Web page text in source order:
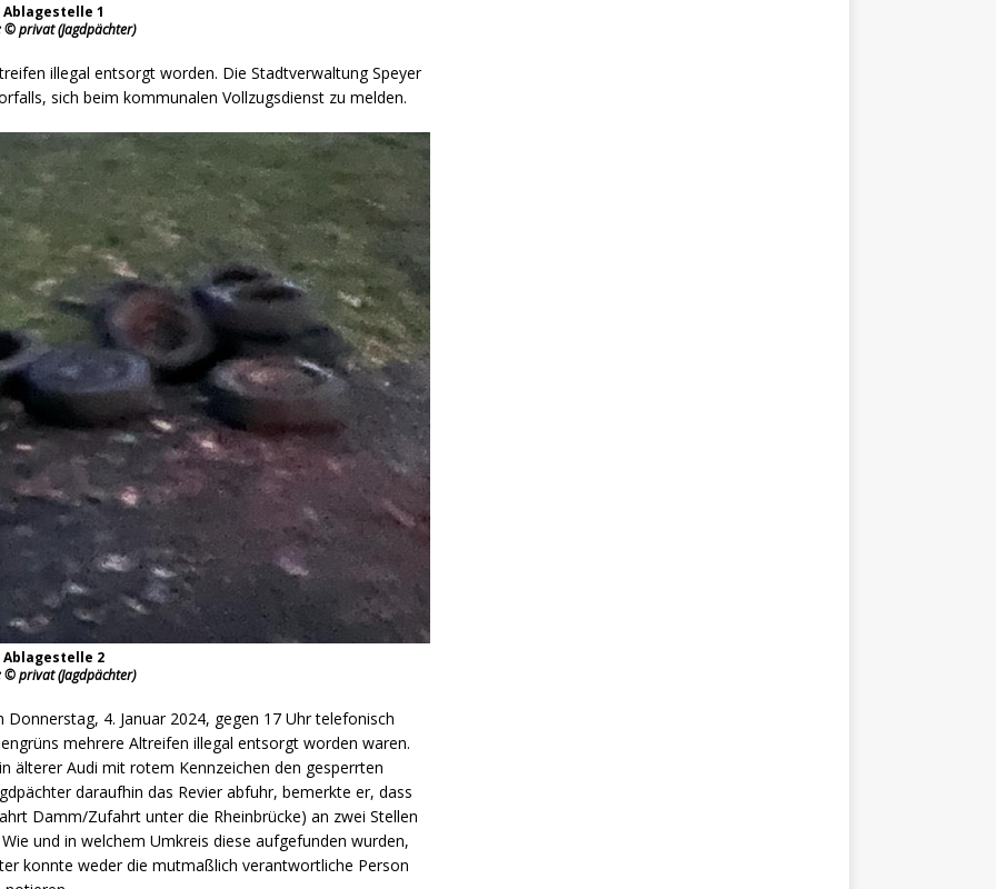
Ablagestelle 1
© privat (Jagdpächter)
illegal entsorgt worden. Die Stadtverwaltung Speyer
sich beim kommunalen Vollzugsdienst zu melden.
Ablagestelle 2
© privat (Jagdpächter)
4. Januar 2024, gegen 17 Uhr telefonisch
mehrere Altreifen illegal entsorgt worden waren.
älterer Audi mit rotem Kennzeichen den gesperrten
daraufhin das Revier abfuhr, bemerkte er, dass
Damm/Zufahrt unter die Rheinbrücke) an zwei Stellen
und in welchem Umkreis diese aufgefunden wurden,
konnte weder die mutmaßlich verantwortliche Person